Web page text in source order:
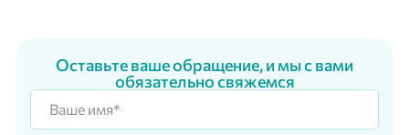
Оставьте ваше обращение, и мы с вами
обязательно свяжемся